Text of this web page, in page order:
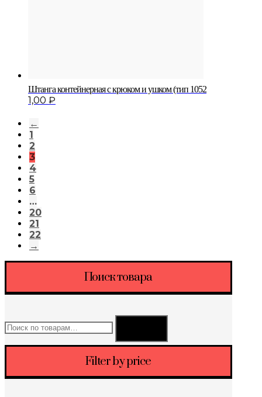
Штанга контейнерная с крюком и ушком (тип 1052
1,00 ₽
←
1
2
3
4
5
6
…
20
21
22
→
Поиск товара
Искать:
Filter by price